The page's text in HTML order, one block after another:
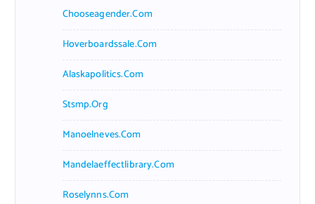
Chooseagender.com
Hoverboardssale.com
Alaskapolitics.com
Stsmp.org
Manoelneves.com
Mandelaeffectlibrary.com
Roselynns.com